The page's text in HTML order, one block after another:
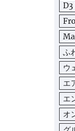
D3
ふ
ウ
エ
エ
オ